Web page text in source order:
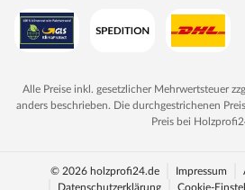
Alle Preise inkl. gesetzlicher Mehrwertsteuer
anders beschrieben. Die durchgestrichenen
Preis bei
© 2026 holzprofi24.de Impressum
Datenschutzerklärung
Cookie-